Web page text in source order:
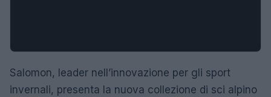
Salomon, leader nell’innovazione per gli sport
invernali, presenta la nuova collezione di sci alpino